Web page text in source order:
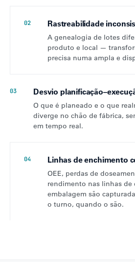
02 Rastreabilidade
A genealogia de lotes
produto e local —
precisa numa ampla e
03 Desvio
O que é planeado e o que
diverge no chão de fábrica,
em tempo real.
04 Linhas de enchimento
OEE, perdas de
rendimento nas linhas de
embalagem são
o turno, quando o são.